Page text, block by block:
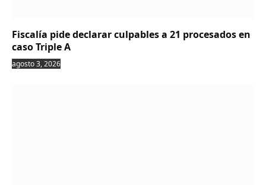
Fiscalía pide declarar culpables a 21 procesados en
caso Triple A
agosto 3, 2026